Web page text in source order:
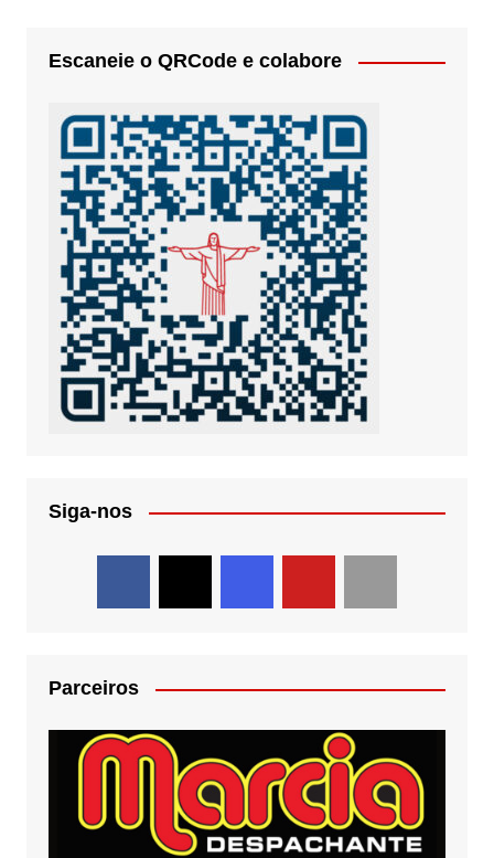
Escaneie o QRCode e colabore
Siga-nos
Parceiros